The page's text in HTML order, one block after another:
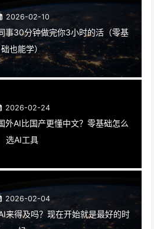
2026-02-10
事30分钟做完你3小时的活（零基
础也能学）
2026-02-24
外AI比国产更懂中文？零基础怎么
选AI工具
2026-02-04
来得及吗？现在开始就是最好的时